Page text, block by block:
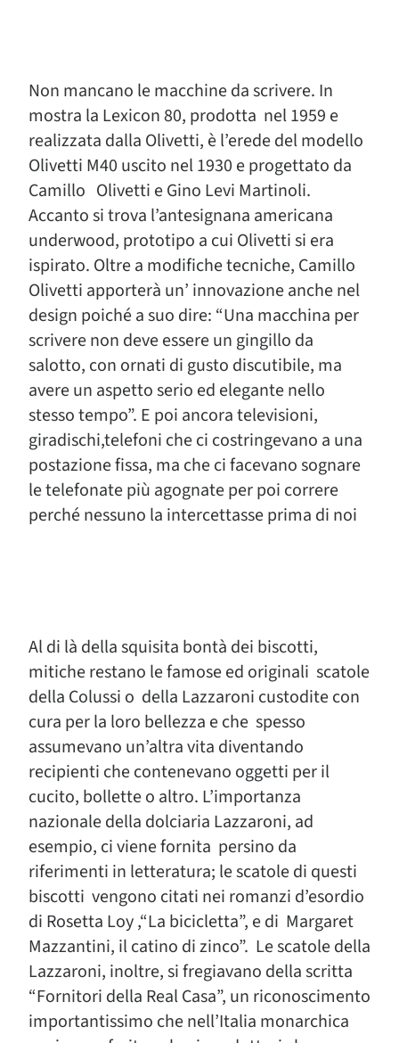
Non mancano le macchine da scrivere. In
mostra la Lexicon 80, prodotta nel 1959 e
realizzata dalla Olivetti, è l’erede del modello
Olivetti M40 uscito nel 1930 e progettato da
Camillo Olivetti e Gino Levi Martinoli.
Accanto si trova l’antesignana americana
underwood, prototipo a cui Olivetti si era
ispirato. Oltre a modifiche tecniche, Camillo
Olivetti apporterà un’ innovazione anche nel
design poiché a suo dire: “Una macchina per
scrivere non deve essere un gingillo da
salotto, con ornati di gusto discutibile, ma
avere un aspetto serio ed elegante nello
stesso tempo”. E poi ancora televisioni,
giradischi,telefoni che ci costringevano a una
postazione fissa, ma che ci facevano sognare
le telefonate più agognate per poi correre
perché nessuno la intercettasse prima di noi
Al di là della squisita bontà dei biscotti,
mitiche restano le famose ed originali scatole
della Colussi o della Lazzaroni custodite con
cura per la loro bellezza e che spesso
assumevano un’altra vita diventando
recipienti che contenevano oggetti per il
cucito, bollette o altro. L’importanza
nazionale della dolciaria Lazzaroni, ad
esempio, ci viene fornita persino da
riferimenti in letteratura; le scatole di questi
biscotti vengono citati nei romanzi d’esordio
di Rosetta Loy ,“La bicicletta”, e di Margaret
Mazzantini, il catino di zinco”. Le scatole della
Lazzaroni, inoltre, si fregiavano della scritta
“Fornitori della Real Casa”, un riconoscimento
importantissimo che nell’Italia monarchica